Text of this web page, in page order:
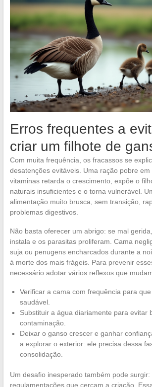
Erros frequentes a
criar um filhote de
Com muita frequência, os fracassos se
desatenções evitáveis. Uma ração pobre
vitaminas retarda o crescimento, expõe o
naturais insuficientes e o torna vulnerável.
alimentação muito brusca, sem transição,
problemas digestivos.
Não basta oferecer um abrigo: se mal
instala e os parasitas proliferam. Cama
suja ou penugens encharcados durante a
à morte dos mais frágeis. Para prevenir
necessário adotar vários reflexos que
Verificar a cama com frequência para
saudável.
Substituir a água diariamente para evitar
contaminação.
Deixar o ganso crescer e ganhar
a explorar o exterior: ele precisa dessa
consolidação.
Um desafio inesperado também pode
regulamentações que cercam a criação.